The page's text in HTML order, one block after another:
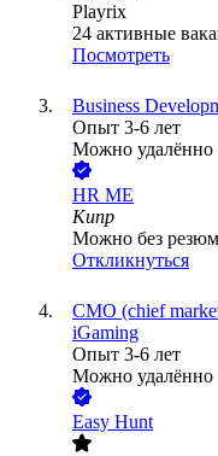
Playrix
24 активные
Посмотреть
Business
Опыт 3-6 лет
Можно удалённо
HR ME
Кипр
Можно без
Откликнуться
CMO (chief
iGaming
Опыт 3-6 лет
Можно удалённо
Easy Hunt